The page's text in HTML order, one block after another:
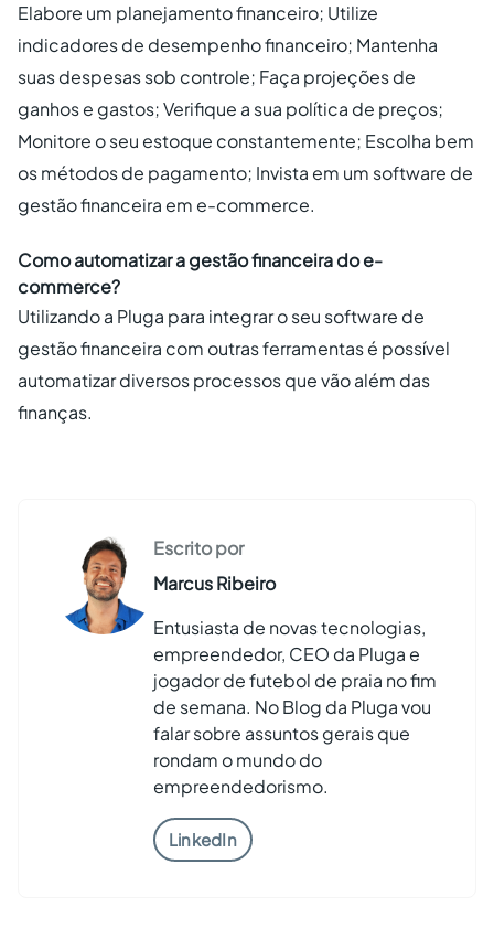
Elabore um planejamento financeiro; Utilize
indicadores de desempenho financeiro; Mantenha
suas despesas sob controle; Faça projeções de
ganhos e gastos; Verifique a sua política de preços;
Monitore o seu estoque constantemente; Escolha bem
os métodos de pagamento; Invista em um software de
gestão financeira em e-commerce.
Como automatizar a gestão financeira do e-
commerce?
Utilizando a Pluga para integrar o seu software de
gestão financeira com outras ferramentas é possível
automatizar diversos processos que vão além das
finanças.
Escrito por
Marcus Ribeiro
Entusiasta de novas tecnologias,
empreendedor, CEO da Pluga e
jogador de futebol de praia no fim
de semana. No Blog da Pluga vou
falar sobre assuntos gerais que
rondam o mundo do
empreendedorismo.
LinkedIn